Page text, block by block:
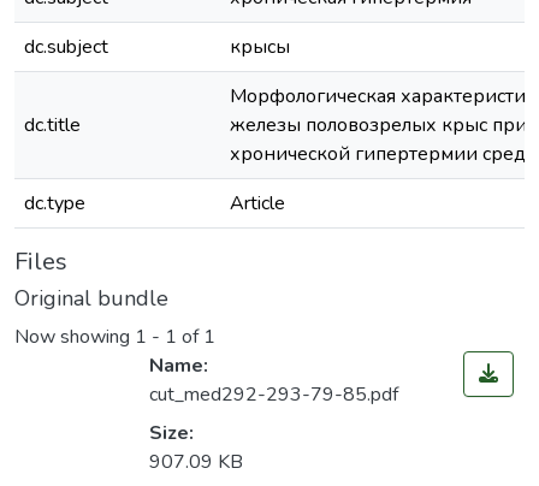
dc.subject
крысы
dc.title
Морфологическая
железы половозрелых крыс при
хронической гипертермии
dc.type
Article
Files
Original bundle
Now showing 1 - 1 of 1
Name:
cut_med292-293-79-85.pdf
Size:
907.09 KB